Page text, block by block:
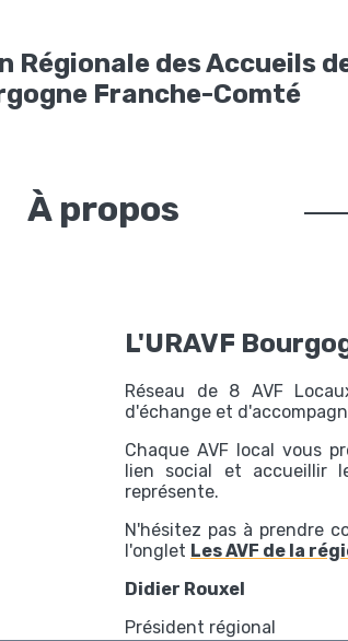
Régionale des Accueils
Franche-Comté
À propos
L'URAVF
Réseau de 8 AVF
d'échange et
Chaque AVF local vous
lien social et accueillir
représente.
N'hésitez pas à prendre
l'onglet Les AVF de la
Didier Rouxel
Président régional